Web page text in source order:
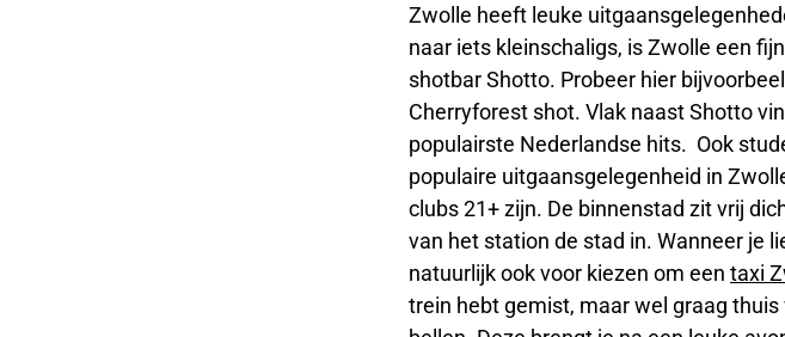
Zwolle heeft leuke
naar iets kleinschaligs, is Zwolle een
shotbar Shotto. Probeer hier
Cherryforest shot. Vlak naast Shotto
populairste Nederlandse hits. Ook
populaire uitgaansgelegenheid in
clubs 21+ zijn. De binnenstad zit vrij
van het station de stad in. Wanneer je
natuurlijk ook voor kiezen om een taxi
trein hebt gemist, maar wel graag